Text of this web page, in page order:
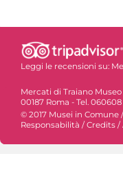
Leggi le recensioni su:
Mercati di Traiano
00187 Roma - Tel.
© 2017 Musei in Comune /
Responsabilità / Credits /